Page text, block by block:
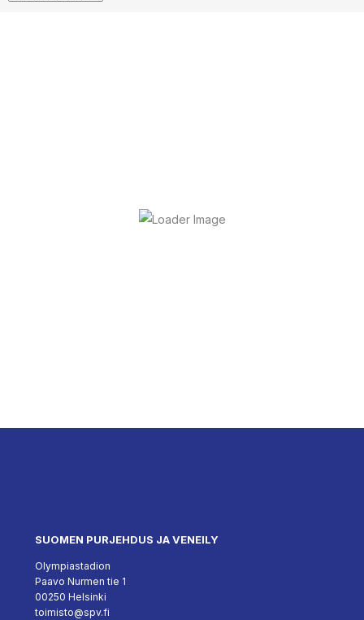
SUOMEN PURJEHDUS JA VENEILY
Olympiastadion
Paavo Nurmen tie 1
00250 Helsinki
toimisto@spv.fi